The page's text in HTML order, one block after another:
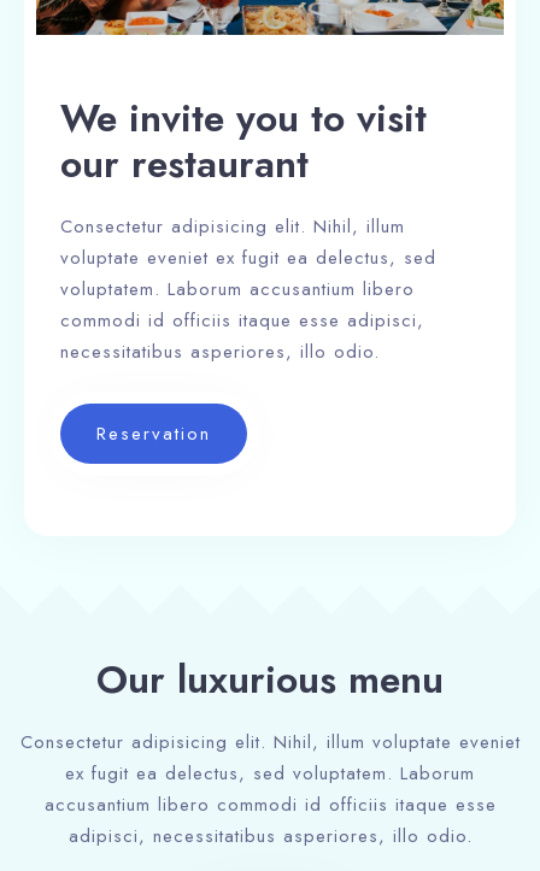
We invite you to visit
our restaurant
Consectetur adipisicing elit. Nihil, illum
voluptate eveniet ex fugit ea delectus, sed
voluptatem. Laborum accusantium libero
commodi id officiis itaque esse adipisci,
necessitatibus asperiores, illo odio.
Reservation
Our luxurious menu
Consectetur adipisicing elit. Nihil, illum voluptate eveniet
ex fugit ea delectus, sed voluptatem. Laborum
accusantium libero commodi id officiis itaque esse
adipisci, necessitatibus asperiores, illo odio.